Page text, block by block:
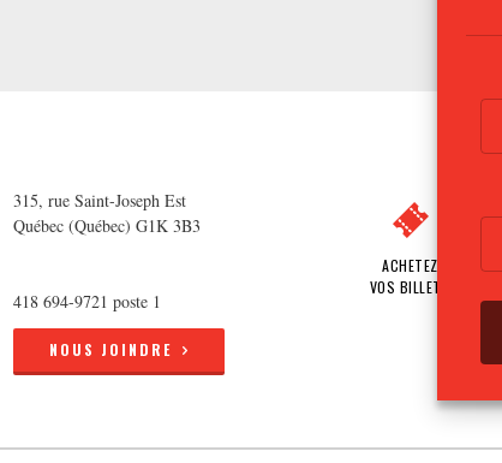
315, rue Saint-Joseph Est
Québec (Québec) G1K 3B3
418 694-9721 poste 1
NOUS JOINDRE
ACHETEZ
VOS BILLETS